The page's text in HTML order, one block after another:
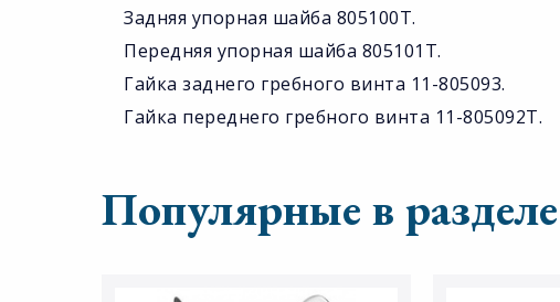
Задняя упорная шайба 805100T.
Передняя упорная шайба 805101T.
Гайка заднего гребного винта 11-805093.
Гайка переднего гребного винта 11-805092T.
Популярные в разделе